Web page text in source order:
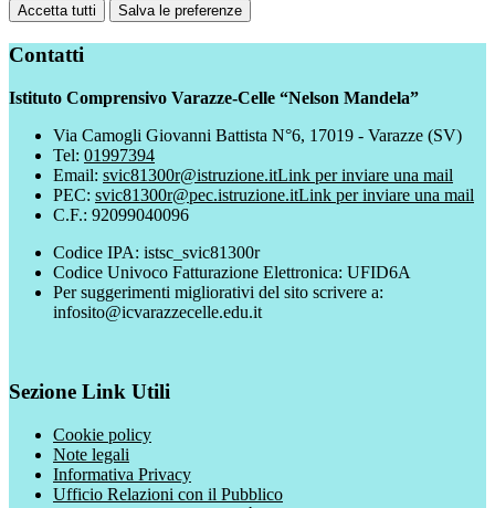
Accetta tutti Salva le preferenze
Contatti
Istituto Comprensivo Varazze-Celle “Nelson Mandela”
Via Camogli Giovanni Battista N°6, 17019 - Varazze (SV)
Tel: 01997394
Email: svic81300r@istruzione.itLink per inviare una mail
PEC: svic81300r@pec.istruzione.itLink per inviare una mail
C.F.: 92099040096
Codice IPA: istsc_svic81300r
Codice Univoco Fatturazione Elettronica: UFID6A
Per suggerimenti migliorativi del sito scrivere a:
infosito@icvarazzecelle.edu.it
Sezione Link Utili
Cookie policy
Note legali
Informativa Privacy
Ufficio Relazioni con il Pubblico